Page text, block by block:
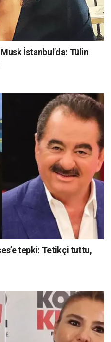
İstanbul’da: Tülin
tepki: Tetikçi tuttu,